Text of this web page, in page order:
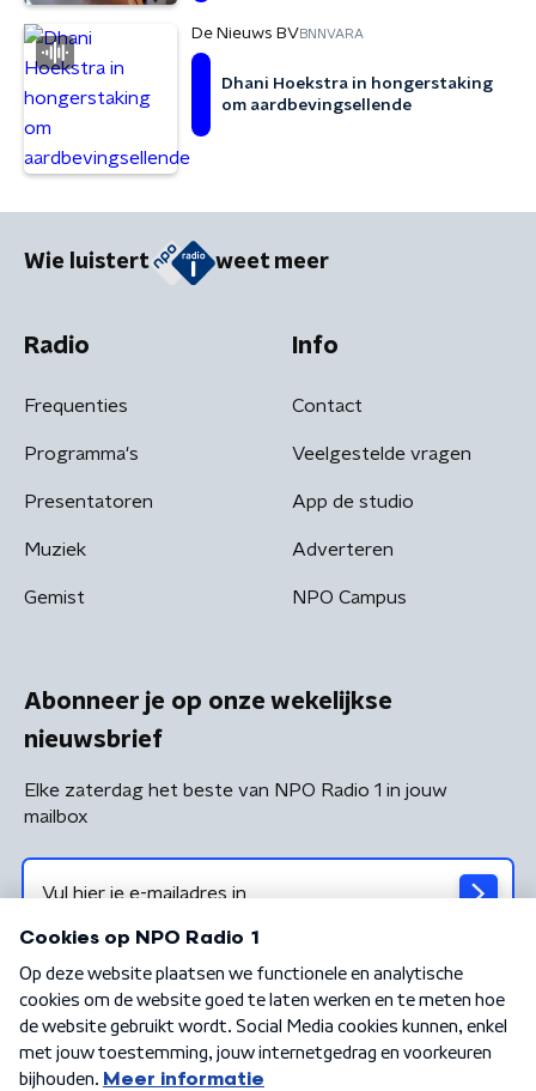
De Nieuws BVBNNVARA
Dhani Hoekstra in hongerstaking
om aardbevingsellende
Wie luistert weet meer
Radio
Frequenties
Programma's
Presentatoren
Muziek
Gemist
Info
Contact
Veelgestelde vragen
App de studio
Adverteren
NPO Campus
Abonneer je op onze wekelijkse
nieuwsbrief
Elke zaterdag het beste van NPO Radio 1 in jouw
mailbox
Algemene voorwaarden